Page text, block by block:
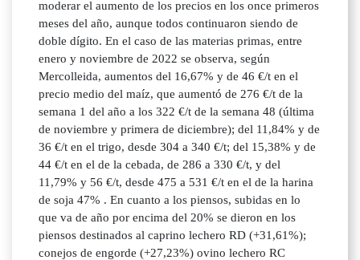
moderar el aumento de los precios en los once primeros
meses del año, aunque todos continuaron siendo de
doble dígito. En el caso de las materias primas, entre
enero y noviembre de 2022 se observa, según
Mercolleida, aumentos del 16,67% y de 46 €/t en el
precio medio del maíz, que aumentó de 276 €/t de la
semana 1 del año a los 322 €/t de la semana 48 (última
de noviembre y primera de diciembre); del 11,84% y de
36 €/t en el trigo, desde 304 a 340 €/t; del 15,38% y de
44 €/t en el de la cebada, de 286 a 330 €/t, y del
11,79% y 56 €/t, desde 475 a 531 €/t en el de la harina
de soja 47% . En cuanto a los piensos, subidas en lo
que va de año por encima del 20% se dieron en los
piensos destinados al caprino lechero RD (+31,61%);
conejos de engorde (+27,23%) ovino lechero RC